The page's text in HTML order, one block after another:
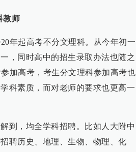
教师
年起高考不分文理科。从今年初一
，同时高中的招生录取办法也随之
加高考，考生分文理科参加高考也
科素质，而对老师的要求也更高一
到，均全学科招聘。比如人大附中
聘历史、地理、生物、物理、化